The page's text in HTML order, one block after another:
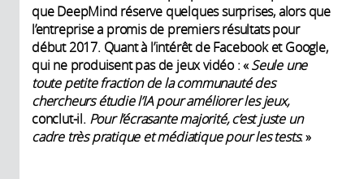
que DeepMind réserve quelques surprises, alors que
l’entreprise a promis de premiers résultats pour
début 2017. Quant à l’intérêt de Facebook et Google,
qui ne produisent pas de jeux vidéo : «Seule une
toute petite fraction de la communauté des
chercheurs étudie l’IA pour améliorer les jeux,
conclut-il. Pour l’écrasante majorité, c’est juste un
cadre très pratique et médiatique pour les tests. »